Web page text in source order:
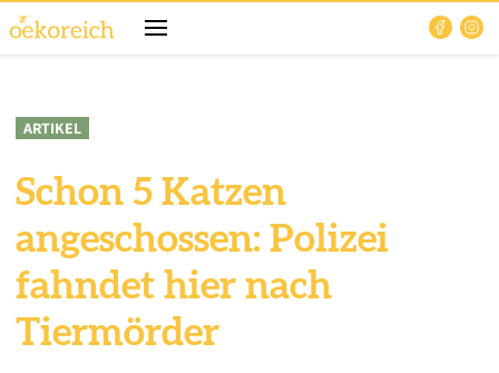
ARTIKEL
Schon 5 Katzen
angeschossen: Polizei
fahndet hier nach
Tiermörder